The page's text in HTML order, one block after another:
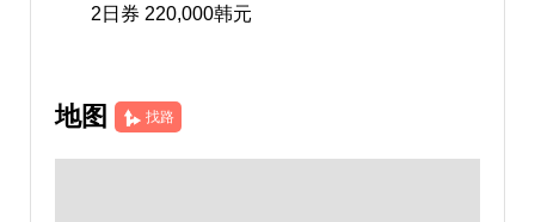
2日券 220,000韩元
地图 找路